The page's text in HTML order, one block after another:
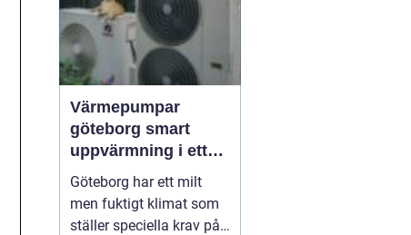
Värmepumpar
göteborg smart
uppvärmning i ett
kustklimat
Göteborg har ett milt
men fuktigt klimat som
ställer speciella krav på